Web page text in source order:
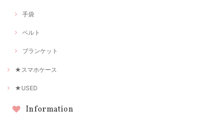
手袋
ベルト
ブランケット
★スマホケース
★USED
Information